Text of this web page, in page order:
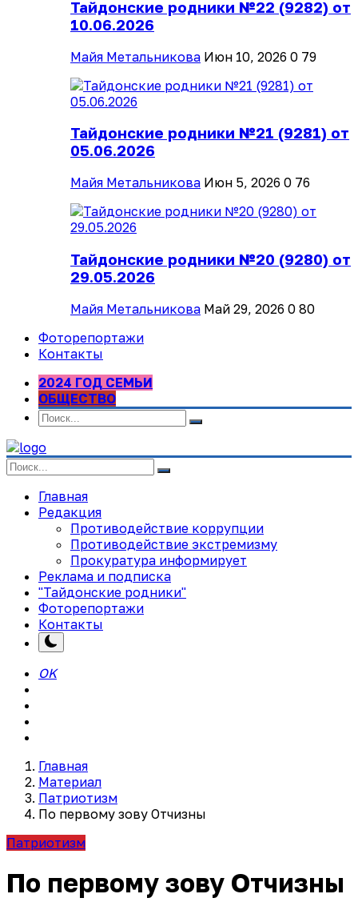
Тайдонские родники №22 (9282) от
10.06.2026
Майя Метальникова Июн 10, 2026 0 79
Тайдонские родники №21 (9281) от
05.06.2026
Майя Метальникова Июн 5, 2026 0 76
Тайдонские родники №20 (9280) от
29.05.2026
Майя Метальникова Май 29, 2026 0 80
Фоторепортажи
Контакты
2024 ГОД СЕМЬИ
ОБЩЕСТВО
Главная
Редакция
Противодействие коррупции
Противодействие экстремизму
Прокуратура информирует
Реклама и подписка
"Тайдонские родники"
Фоторепортажи
Контакты
OK
Главная
Материал
Патриотизм
По первому зову Отчизны
Патриотизм
По первому зову Отчизны